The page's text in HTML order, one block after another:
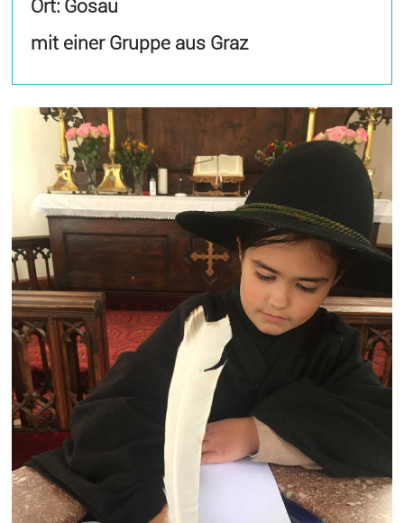
Ort: Gosau
mit einer Gruppe aus Graz